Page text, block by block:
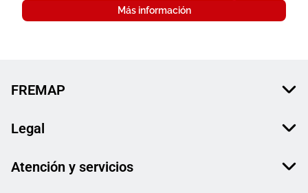
Más información
FREMAP
Legal
Atención y servicios